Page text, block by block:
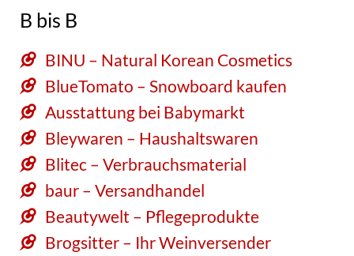
B bis B
BINU – Natural Korean Cosmetics
BlueTomato – Snowboard kaufen
Ausstattung bei Babymarkt
Bleywaren – Haushaltswaren
Blitec – Verbrauchsmaterial
baur – Versandhandel
Beautywelt – Pflegeprodukte
Brogsitter – Ihr Weinversender